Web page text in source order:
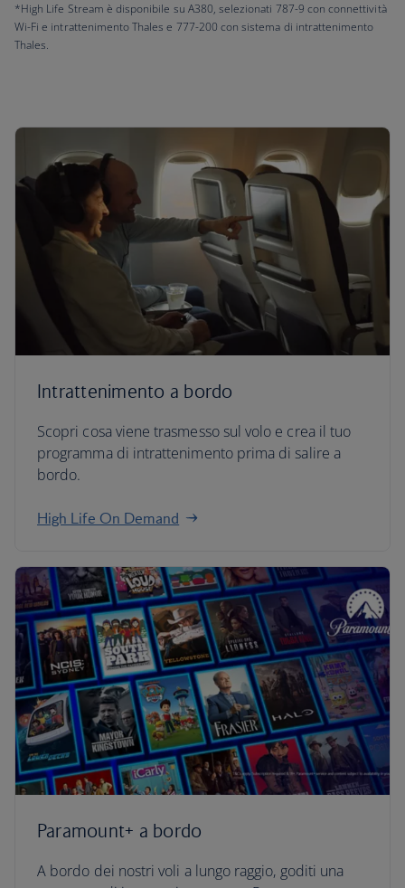
*High Life Stream è disponibile su A380, selezionati 787-9 con connettività
Wi-Fi e intrattenimento Thales e 777-200 con sistema di intrattenimento
Thales.
Intrattenimento a bordo
Scopri cosa viene trasmesso sul volo e crea il tuo
programma di intrattenimento prima di salire a
bordo.
High Life On Demand
Paramount+ a bordo
A bordo dei nostri voli a lungo raggio, goditi una